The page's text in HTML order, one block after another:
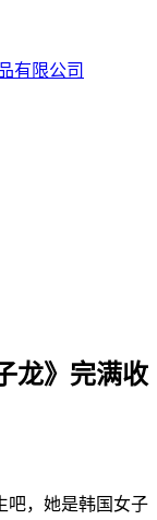
龙》完满收
，她是韩国女子